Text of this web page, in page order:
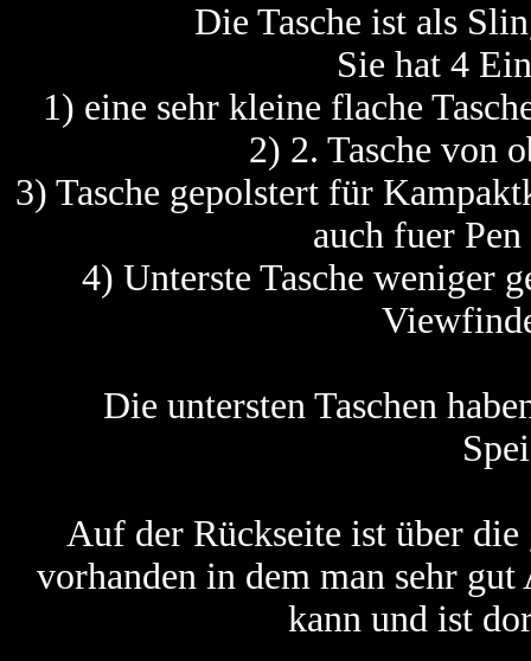
Die Tasche ist als
Sie hat 4
1) eine sehr kleine flache
2) 2. Tasche von
3) Tasche gepolstert für
auch fuer
4) Unterste Tasche weniger
Die untersten Taschen
Auf der Rückseite ist über die
vorhanden in dem man sehr
kann und ist